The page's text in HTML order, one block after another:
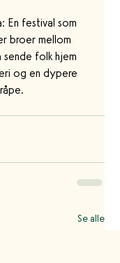
En festival som
broer mellom
folk hjem
og en dypere
Se alle